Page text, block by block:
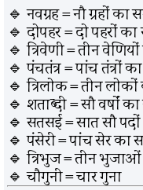
🔹 नवग्रह = नौ ग्रहों का
🔹 दोपहर = दो पहरों का
🔹 त्रिवेणी = तीन
🔹 पंचतंत्र = पांच तंत्रों
🔹 त्रिलोक = तीन
🔹 शताब्दी = सौ वर्षों
🔹 सतसई = सात सौ
🔹 पंसेरी = पांच सेर का
🔹 त्रिभुज = तीन
🔹 चौगुनी = चार गुना